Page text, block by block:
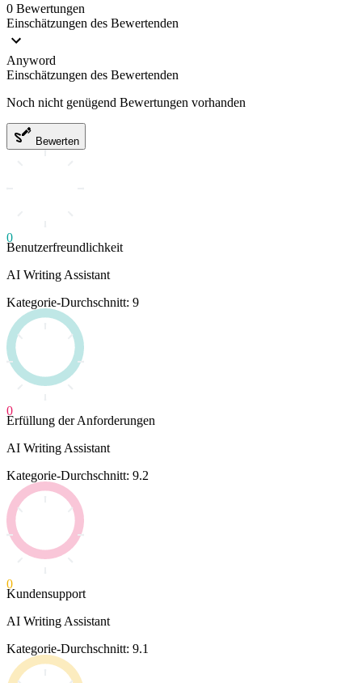
0 Bewertungen
Einschätzungen des Bewertenden
Anyword
Einschätzungen des Bewertenden
Noch nicht genügend Bewertungen vorhanden
Bewerten
0
Benutzerfreundlichkeit
AI Writing Assistant
Kategorie-Durchschnitt: 9
0
Erfüllung der Anforderungen
AI Writing Assistant
Kategorie-Durchschnitt: 9.2
0
Kundensupport
AI Writing Assistant
Kategorie-Durchschnitt: 9.1